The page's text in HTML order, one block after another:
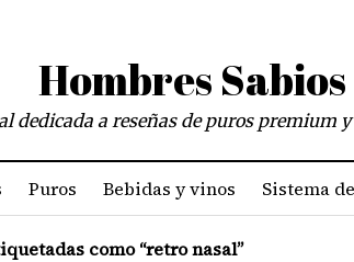
Hombres Sabios
dedicada a reseñas de puros premium y
Puros Bebidas y vinos Sistema
como “retro nasal”